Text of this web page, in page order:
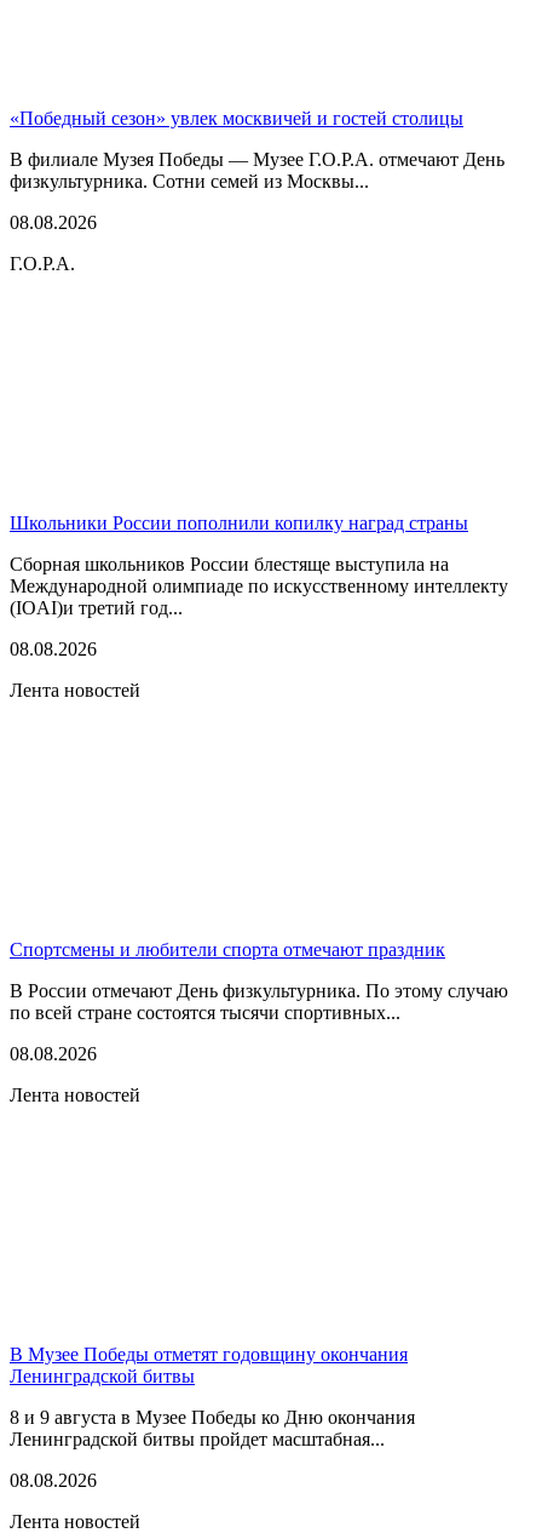
«Победный сезон» увлек москвичей и гостей столицы
В филиале Музея Победы — Музее Г.О.Р.А. отмечают День
физкультурника. Сотни семей из Москвы...
08.08.2026
Г.О.Р.А.
Школьники России пополнили копилку наград страны
Сборная школьников России блестяще выступила на
Международной олимпиаде по искусственному интеллекту
(IOAI)и третий год...
08.08.2026
Лента новостей
Спортсмены и любители спорта отмечают праздник
В России отмечают День физкультурника. По этому случаю
по всей стране состоятся тысячи спортивных...
08.08.2026
Лента новостей
В Музее Победы отметят годовщину окончания
Ленинградской битвы
8 и 9 августа в Музее Победы ко Дню окончания
Ленинградской битвы пройдет масштабная...
08.08.2026
Лента новостей